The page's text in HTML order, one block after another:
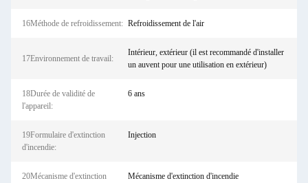
16Méthode de refroidissement: Refroidissement de l'air
17Environnement de travail:
Intérieur, extérieur (il est recommandé d'installer
un auvent pour une utilisation en extérieur)
18Durée de validité de
l'appareil:
6 ans
19Formulaire d'extinction
d'incendie:
Injection
20Mécanisme d'extinction
Mécanisme d'extinction d'incendie